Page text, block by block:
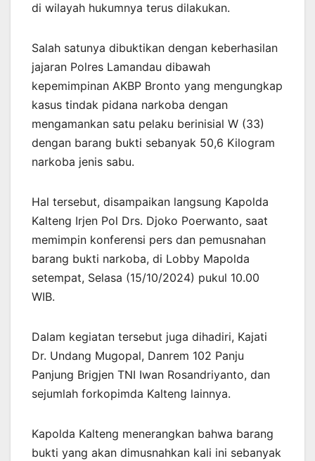
di wilayah hukumnya terus dilakukan.
Salah satunya dibuktikan dengan keberhasilan
jajaran Polres Lamandau dibawah
kepemimpinan AKBP Bronto yang mengungkap
kasus tindak pidana narkoba dengan
mengamankan satu pelaku berinisial W (33)
dengan barang bukti sebanyak 50,6 Kilogram
narkoba jenis sabu.
Hal tersebut, disampaikan langsung Kapolda
Kalteng Irjen Pol Drs. Djoko Poerwanto, saat
memimpin konferensi pers dan pemusnahan
barang bukti narkoba, di Lobby Mapolda
setempat, Selasa (15/10/2024) pukul 10.00
WIB.
Dalam kegiatan tersebut juga dihadiri, Kajati
Dr. Undang Mugopal, Danrem 102 Panju
Panjung Brigjen TNI Iwan Rosandriyanto, dan
sejumlah forkopimda Kalteng lainnya.
Kapolda Kalteng menerangkan bahwa barang
bukti yang akan dimusnahkan kali ini sebanyak